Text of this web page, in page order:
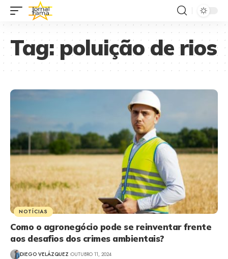
Tag:poluição de rios
NOTÍCIAS
Como o agronegócio pode se reinventar frente
aos desafios dos crimes ambientais?
DIEGO VELÁZQUEZ OUTUBRO 11, 2024